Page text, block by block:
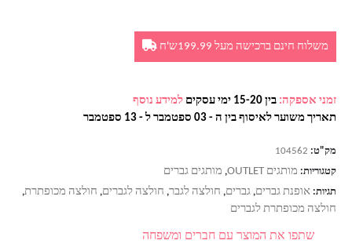
משלוח חינם ברכישה מעל 199.99ש'ח
זמני אספקה: בין 15-20 ימי עסקים
למידע נוסף
תאריך משוער לאיסוף בין ה - 03 ספטמבר ל - 13 ספטמבר
מק"ט: 104562
קטגוריות: מותגים OUTLET , מותגים גברים
תגיות: אופנת גברים, גברים, חולצה לגבר, חולצה לגברים, חולצה מכופתרת,
חולצה מכופתרת לגברים
שתפו את המוצר עם חברים ומשפחה